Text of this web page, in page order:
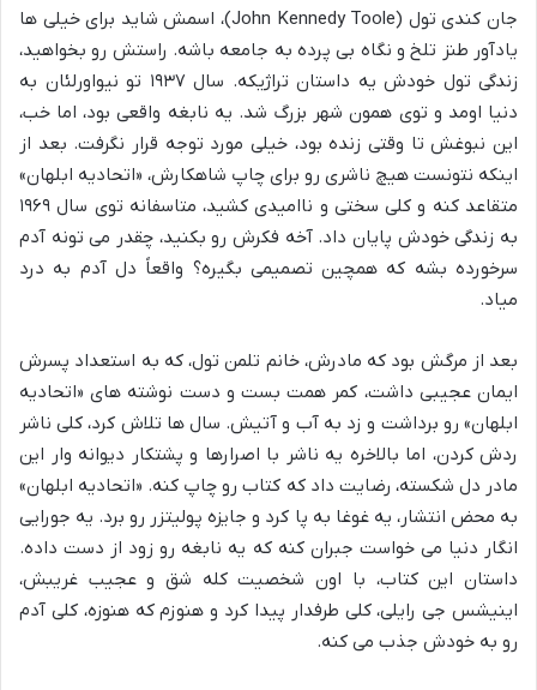
جان کندی تول (John Kennedy Toole)، اسمش شاید برای خیلی ها
یادآور طنز تلخ و نگاه بی پرده به جامعه باشه. راستش رو بخواهید،
زندگی تول خودش یه داستان تراژیکه. سال ۱۹۳۷ تو نیواورلئان به
دنیا اومد و توی همون شهر بزرگ شد. یه نابغه واقعی بود، اما خب،
این نبوغش تا وقتی زنده بود، خیلی مورد توجه قرار نگرفت. بعد از
اینکه نتونست هیچ ناشری رو برای چاپ شاهکارش، «اتحادیه ابلهان»
متقاعد کنه و کلی سختی و ناامیدی کشید، متاسفانه توی سال ۱۹۶۹
به زندگی خودش پایان داد. آخه فکرش رو بکنید، چقدر می تونه آدم
سرخورده بشه که همچین تصمیمی بگیره؟ واقعاً دل آدم به درد
میاد.
بعد از مرگش بود که مادرش، خانم تلمن تول، که به استعداد پسرش
ایمان عجیبی داشت، کمر همت بست و دست نوشته های «اتحادیه
ابلهان» رو برداشت و زد به آب و آتیش. سال ها تلاش کرد، کلی ناشر
ردش کردن، اما بالاخره یه ناشر با اصرارها و پشتکار دیوانه وار این
مادر دل شکسته، رضایت داد که کتاب رو چاپ کنه. «اتحادیه ابلهان»
به محض انتشار، یه غوغا به پا کرد و جایزه پولیتزر رو برد. یه جورایی
انگار دنیا می خواست جبران کنه که یه نابغه رو زود از دست داده.
داستان این کتاب، با اون شخصیت کله شق و عجیب غریبش،
اینیشس جی رایلی، کلی طرفدار پیدا کرد و هنوزم که هنوزه، کلی آدم
رو به خودش جذب می کنه.